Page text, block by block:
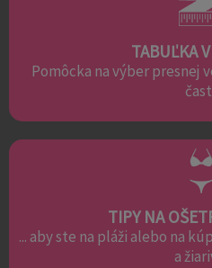
TABUĽKA
Pomôcka na výber presnej
TIPY NA
... aby ste na pláži alebo na
a